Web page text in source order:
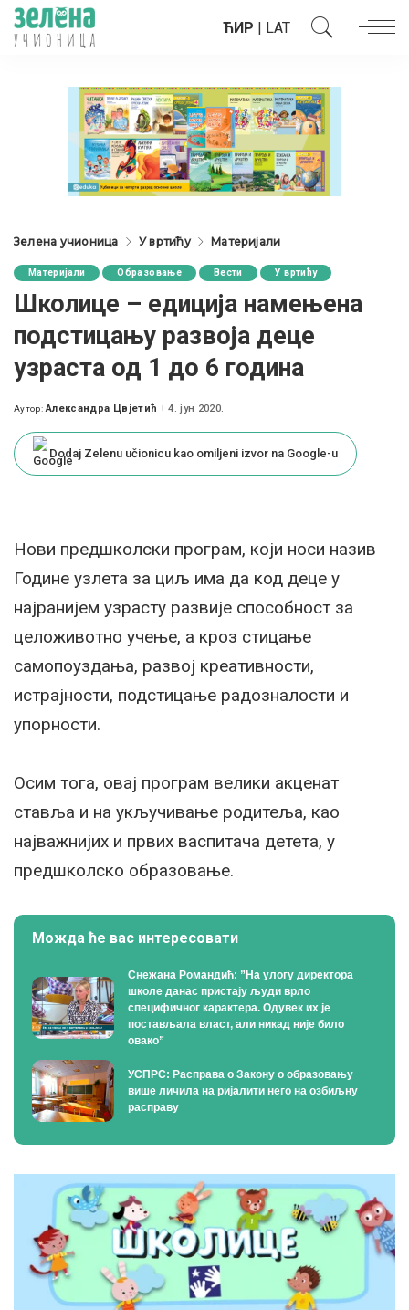
ЋИР | LAT
Зелена учионица У вртићу Материјали
Материјали Образовање Вести У вртићу
Школице – едиција намењена
подстицању развоја деце
узраста од 1 до 6 година
Posted
Аутор: Александра Цвјетић 4. јун 2020.
Dodaj Zelenu učionicu kao omiljeni izvor na Google-u
Нови предшколски програм, који носи назив
Године узлета за циљ има да код деце у
најранијем узрасту развије способност за
целоживотно учење, а кроз стицање
самопоуздања, развој креативности,
истрајности, подстицање радозналости и
упорности.
Осим тога, овај програм велики акценат
ставља и на укључивање родитеља, као
најважнијих и првих васпитача детета, у
предшколско образовање.
Можда ће вас интересовати
Снежана Романдић: ”На улогу директора
школе данас пристају људи врло
специфичног карактера. Одувек их је
постављала власт, али никад није било
овако”
УСПРС: Расправа о Закону о образовању
више личила на ријалити него на озбиљну
расправу